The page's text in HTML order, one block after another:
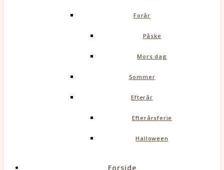
Forår
Påske
Mors dag
Sommer
Efterår
Efterårsferie
Halloween
Forside